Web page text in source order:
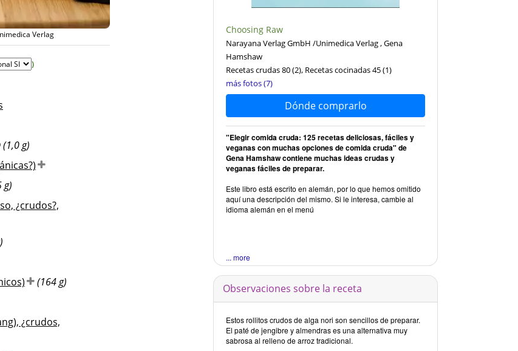
Verlag © Por cortesía de Hannah Kaminsky, Narayana Verlag GmbH / Unimedica Verlag
)
(1,0 g)
g)
¿crudos?,
(164 g)
¿crudos,
Choosing Raw
Narayana Verlag GmbH /Unimedica Verlag , Gena
Hamshaw
Recetas crudas 80(2), Recetas cocinadas 45(1)
más fotos (7)
Dónde comprarlo
"Elegir comida cruda: 125 recetas deliciosas, fáciles y
veganas con muchas opciones de comida cruda" de
Gena Hamshaw contiene muchas ideas crudas y
veganas fáciles de preparar.
Este libro está escrito en alemán, por lo que hemos omitido
aquí una descripción del mismo. Si le interesa, cambie al
idioma alemán en el menú
... more
Observaciones sobre la receta
Estos rollitos crudos de alga nori son sencillos de preparar.
El paté de jengibre y almendras es una alternativa muy
sabrosa al relleno de arroz tradicional.